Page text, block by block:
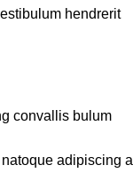
hendrerit
convallis bulum
adipiscing a